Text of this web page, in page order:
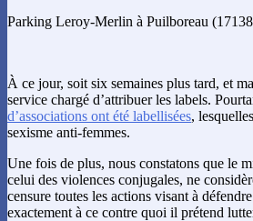
Parking Leroy-Merlin à Puilboreau
À ce jour, soit six semaines plus tard, et
service chargé d’attribuer les labels.
d’associations ont été labellisées,
sexisme anti-femmes.
Une fois de plus, nous constatons que le
celui des violences conjugales, ne
censure toutes les actions visant à
exactement à ce contre quoi il prétend